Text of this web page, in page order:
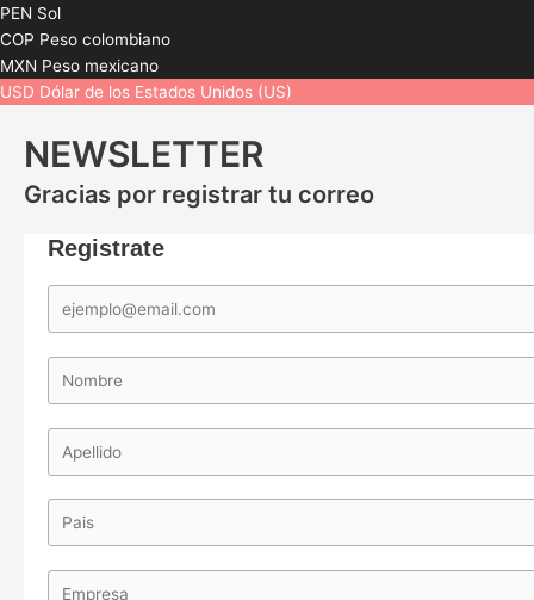
PEN Sol
COP Peso colombiano
MXN Peso mexicano
USD Dólar de los Estados Unidos (US)
NEWSLETTER
Gracias por registrar tu correo
Registrate